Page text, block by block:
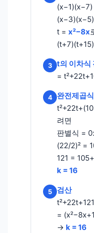
t = x²−8x
3
t의 이차식
=
4
완전제곱
려면
판별식 = 0:
(22/2)² =
121 =
k = 16
5
검산
=
→ k = 16